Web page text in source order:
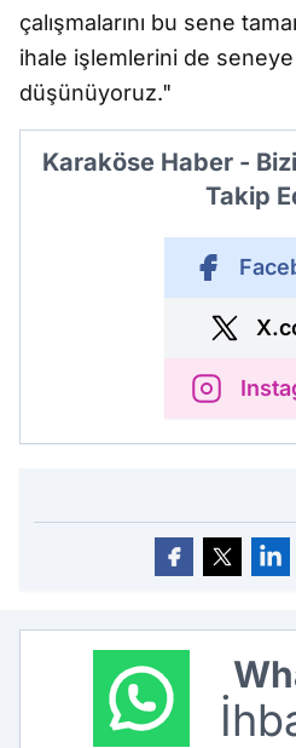
çalışmalarını bu sene
ihale işlemlerini de seneye
düşünüyoruz."
Karaköse Haber -
Takip